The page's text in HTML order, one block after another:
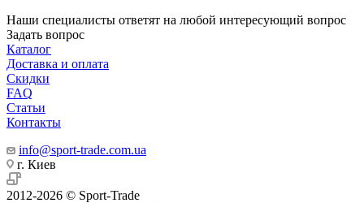
Наши специалисты ответят на любой интересующий вопрос
Задать вопрос
Каталог
Доставка и оплата
Скидки
FAQ
Статьи
Контакты
info@sport-trade.com.ua
г. Киев
2012-2026 © Sport-Trade